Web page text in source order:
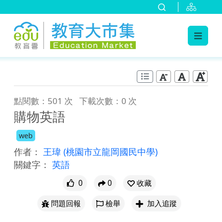
點閱數：501 次 下載次數：0 次
購物英語
web
作者： 王瑋 (桃園市立龍岡國民中學)
關鍵字： 英語
0 0
收藏
問題回報
檢舉 加入追蹤